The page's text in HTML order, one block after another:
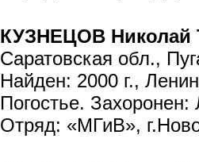
КУЗНЕЦОВ Николай
Саратовская обл.,
Найден: 2000 г.,
Погостье.
Отряд: «МГиВ»,